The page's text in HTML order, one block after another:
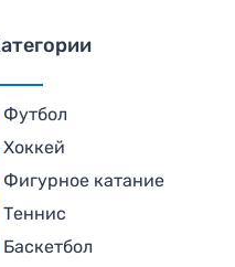
Футбол
Хоккей
Фигурное катание
Теннис
Баскетбол